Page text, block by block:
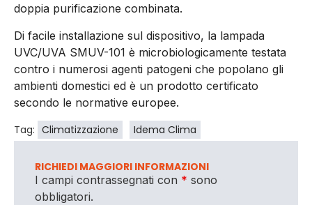
doppia purificazione combinata.
Di facile installazione sul dispositivo, la lampada
UVC/UVA SMUV-101 è microbiologicamente testata
contro i numerosi agenti patogeni che popolano gli
ambienti domestici ed è un prodotto certificato
secondo le normative europee.
Tag: Climatizzazione Idema Clima
RICHIEDI MAGGIORI INFORMAZIONI
I campi contrassegnati con * sono
obbligatori.